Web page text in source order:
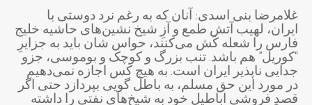
غلامرضا بنی اسدی: آنان که به رغم نرد دوستی با
ایران، لهیب آتش طمع و آزِ شیخ نشین‌های حاشیه خلیج
فارس را شعله کَش می‌کنند، حواس شان باید به جزایرِ
“کوریل” هم باشد. تنب بزرگ و کوچک و بوموسی، جزو
جدایی ناپذیر ایران است. به هیچ کس اجازه نمی‌دهیم
در مورد این حق مسلم، به باطل گویی بپردازد حتی اگر
قصدِ فروشی اباطیلِ خود به شیخ‌های نفتی را داشته